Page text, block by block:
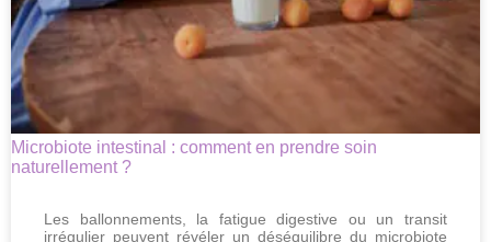
Microbiote intestinal : comment en prendre soin
naturellement ?
Les ballonnements, la fatigue digestive ou un transit
irrégulier peuvent révéler un déséquilibre du microbiote